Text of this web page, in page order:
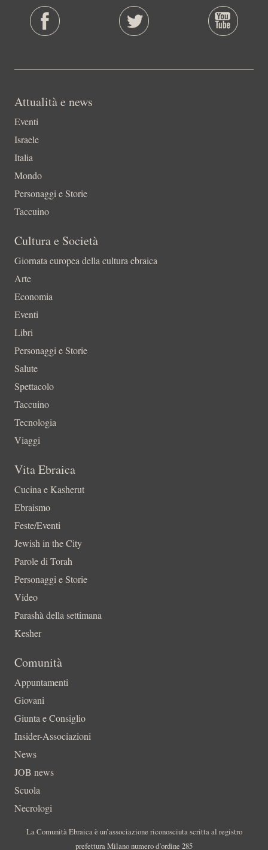
Attualità e news
Eventi
Israele
Italia
Mondo
Personaggi e Storie
Taccuino
Cultura e Società
Giornata europea della cultura ebraica
Arte
Economia
Eventi
Libri
Personaggi e Storie
Salute
Spettacolo
Taccuino
Tecnologia
Viaggi
Vita Ebraica
Cucina e Kasherut
Ebraismo
Feste/Eventi
Jewish in the City
Parole di Torah
Personaggi e Storie
Video
Parashà della settimana
Kesher
Comunità
Appuntamenti
Giovani
Giunta e Consiglio
Insider-Associazioni
News
JOB news
Scuola
Necrologi
La Comunità Ebraica è un’associazione riconosciuta scritta al registro
prefettura Milano numero d’ordine 285